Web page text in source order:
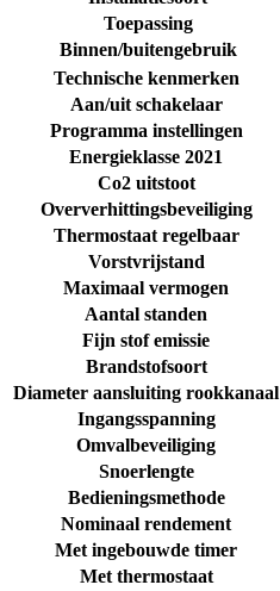
Toepassing
Binnen/buitengebruik
Technische kenmerken
Aan/uit schakelaar
Programma instellingen
Energieklasse 2021
Co2 uitstoot
Oververhittingsbeveiliging
Thermostaat regelbaar
Vorstvrijstand
Maximaal vermogen
Aantal standen
Fijn stof emissie
Brandstofsoort
Diameter aansluiting rookkanaal
Ingangsspanning
Omvalbeveiliging
Snoerlengte
Bedieningsmethode
Nominaal rendement
Met ingebouwde timer
Met thermostaat